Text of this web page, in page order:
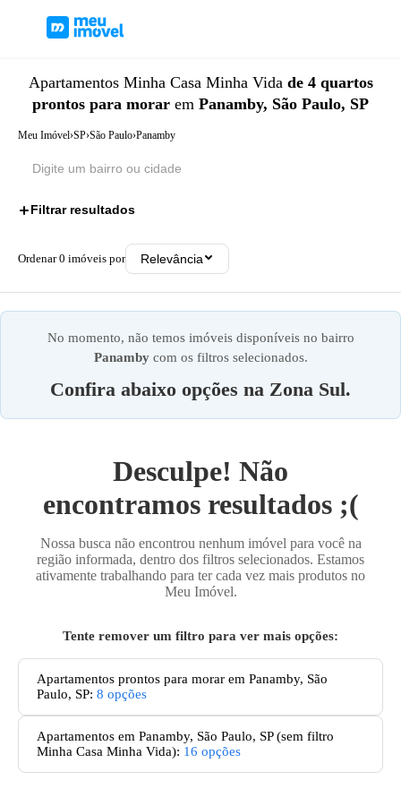
Apartamentos Minha Casa Minha Vida de 4 quartos
prontos para morar em Panamby, São Paulo, SP
Meu Imóvel›SP›São Paulo›Panamby
Filtrar resultados
Ordenar0 imóveis por Relevância
No momento, não temos imóveis disponíveis no bairro
Panambycom os filtros selecionados.
Confira abaixo opções na Zona Sul.
Desculpe! Não
encontramos resultados ;(
Nossa busca não encontrou nenhum imóvel para você na
região informada, dentro dos filtros selecionados. Estamos
ativamente trabalhando para ter cada vez mais produtos no
Meu Imóvel.
Tente remover um filtro para ver mais opções:
Apartamentos prontos para morar em Panamby, São
Paulo, SP: 8 opções
Apartamentos em Panamby, São Paulo, SP(sem filtro
Minha Casa Minha Vida): 16 opções